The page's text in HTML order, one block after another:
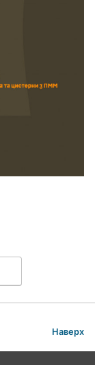
Наверх